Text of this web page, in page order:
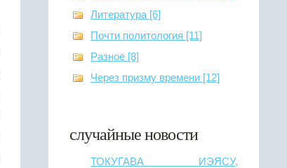
Литература [6]
Почти политология [11]
Разное [8]
Через призму времени [12]
случайные новости
ТОКУГАВА ИЭЯСУ,